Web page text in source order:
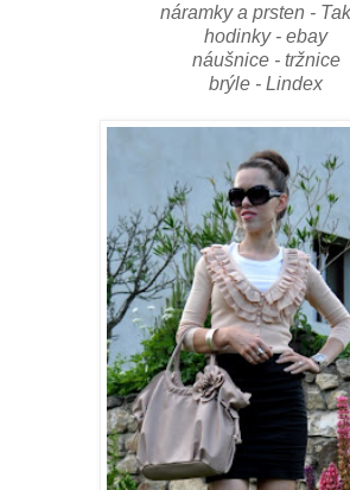
náramky a prsten -
hodinky - ebay
náušnice - tržnice
brýle - Lindex